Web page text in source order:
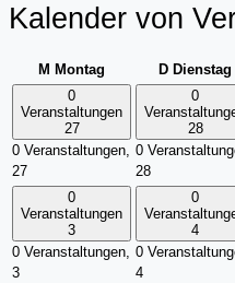
Kalender von
M Montag D Dienstag
0
Veranstaltungen
27
0 Veranstaltungen,
27
0
28
0
28
0
Veranstaltungen
3
0 Veranstaltungen,
3
0
4
0
4